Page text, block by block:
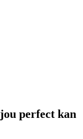
perfect kan